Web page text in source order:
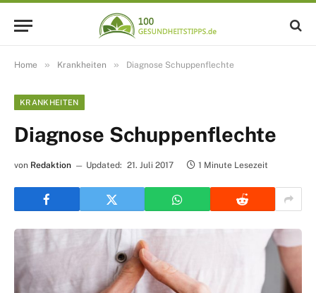
Home » Krankheiten » Diagnose Schuppenflechte
KRANKHEITEN
Diagnose Schuppenflechte
von Redaktion Updated: 21. Juli 2017 1 Minute Lesezeit